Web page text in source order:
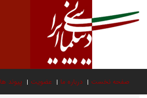
صفحه نخست درباره ما عضویت پیوند ها